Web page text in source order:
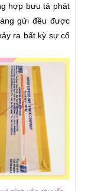
hợp bưu tá phát
gửi đều được
ra bất kỳ sự cố